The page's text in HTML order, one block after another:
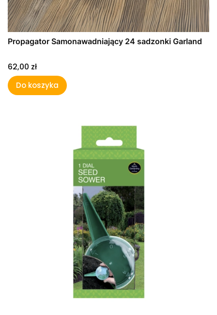
Propagator Samonawadniający 24 sadzonki Garland
Cena
62,00 zł
Do koszyka